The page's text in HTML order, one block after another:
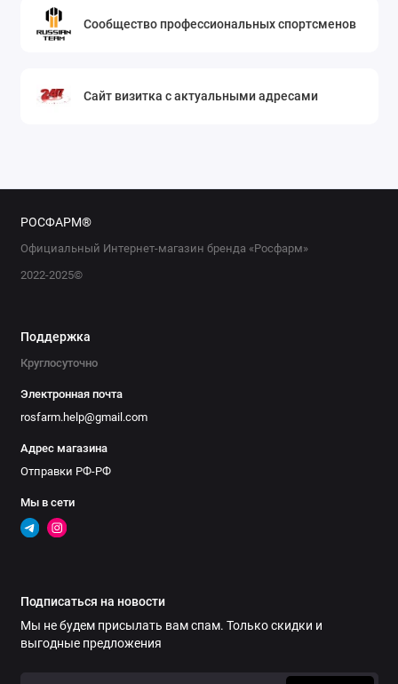
Сообщество профессиональных спортсменов
Сайт визитка с актуальными адресами
РОСФАРМ®
Официальный Интернет-магазин бренда «Росфарм»
2022-2025©
Поддержка
Круглосуточно
Электронная почта
rosfarm.help@gmail.com
Адрес магазина
Отправки РФ-РФ
Мы в сети
Подписаться на новости
Мы не будем присылать вам спам. Только скидки и
выгодные предложения